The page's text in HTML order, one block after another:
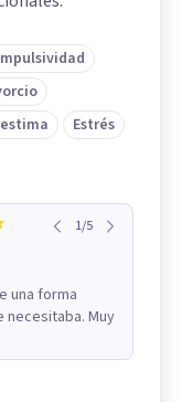
Estrés
1/5
una forma
necesitaba. Muy